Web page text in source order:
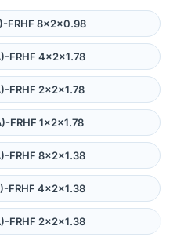
8×2×0.98
4×2×1.78
2×2×1.78
1×2×1.78
8×2×1.38
4×2×1.38
2×2×1.38